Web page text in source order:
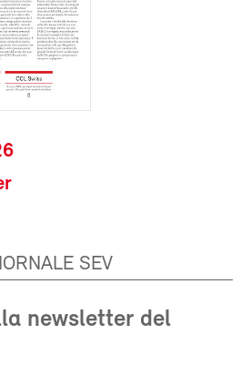
SEV
newsletter del